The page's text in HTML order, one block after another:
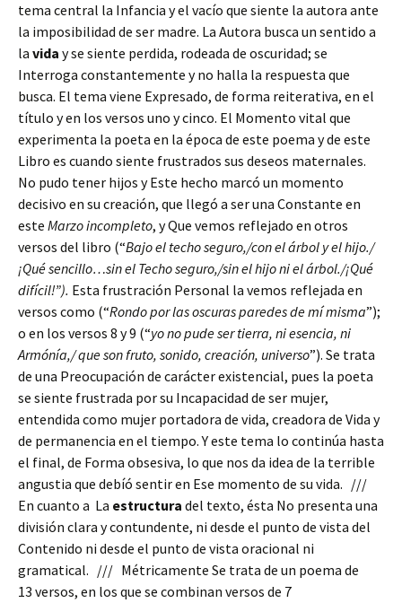
tema central la Infancia y el vacío que siente la autora ante
la imposibilidad de ser madre. La Autora busca un sentido a
la vida y se siente perdida, rodeada de oscuridad; se
Interroga constantemente y no halla la respuesta que
busca. El tema viene Expresado, de forma reiterativa, en el
título y en los versos uno y cinco. El Momento vital que
experimenta la poeta en la época de este poema y de este
Libro es cuando siente frustrados sus deseos maternales.
No pudo tener hijos y Este hecho marcó un momento
decisivo en su creación, que llegó a ser una Constante en
este Marzo incompleto, y Que vemos reflejado en otros
versos del libro (“Bajo el techo seguro,/con el árbol y el hijo./
¡Qué sencillo…sin el Techo seguro,/sin el hijo ni el árbol./¡Qué
difícil!”). Esta frustración Personal la vemos reflejada en
versos como (“Rondo por las oscuras paredes de mí misma”);
o en los versos 8 y 9 (“yo no pude ser tierra, ni esencia, ni
Armónía,/ que son fruto, sonido, creación, universo”). Se trata
de una Preocupación de carácter existencial, pues la poeta
se siente frustrada por su Incapacidad de ser mujer,
entendida como mujer portadora de vida, creadora de Vida y
de permanencia en el tiempo. Y este tema lo continúa hasta
el final, de Forma obsesiva, lo que nos da idea de la terrible
angustia que debíó sentir en Ese momento de su vida. ///
En cuanto a La estructura del texto, ésta No presenta una
división clara y contundente, ni desde el punto de vista del
Contenido ni desde el punto de vista oracional ni
gramatical. /// Métricamente Se trata de un poema de
13 versos, en los que se combinan versos de 7